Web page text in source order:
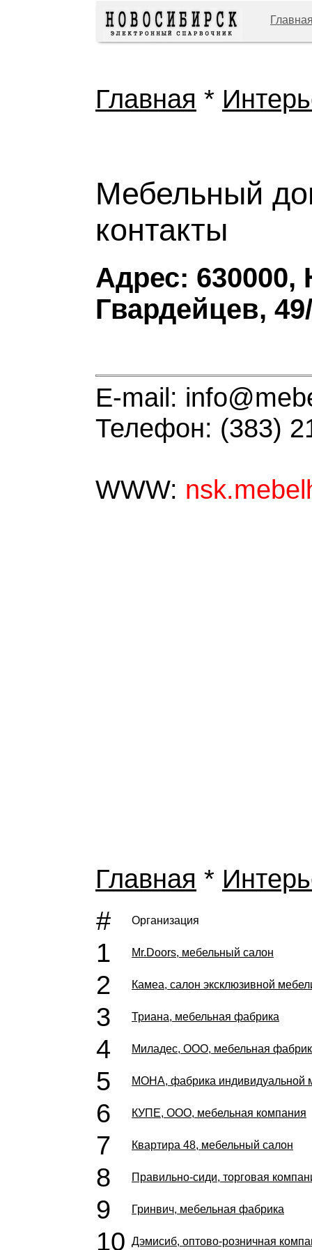
Главная *
Мебельный
контакты
Адрес: 630000,
Гвардейцев,
E-mail:
Телефон: (383)
WWW:
Главная *
#
Организация
1 Mr.Doors, мебельный салон
2 Камеа, салон эксклюзивной
3 Триана, мебельная фабрика
4 Миладес, ООО, мебельная
5 МОНА, фабрика индивидуальной
6 КУПЕ, ООО, мебельная компания
7 Квартира 48, мебельный салон
8 Правильно-сиди, торговая
9 Гринвич, мебельная фабрика
10 Дэмисиб, оптово-розничная